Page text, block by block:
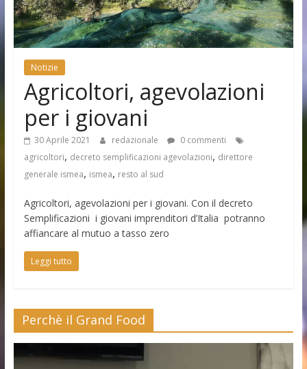
Notizie
Agricoltori, agevolazioni
per i giovani
30 Aprile 2021 redazionale
0 commenti
agricoltori, decreto semplificazioni agevolazioni, direttore
generale ismea, ismea, resto al sud
Agricoltori, agevolazioni per i giovani. Con il decreto
Semplificazioni i giovani imprenditori d’Italia potranno
affiancare al mutuo a tasso zero
Leggi tutto
Perchè il Grand Food